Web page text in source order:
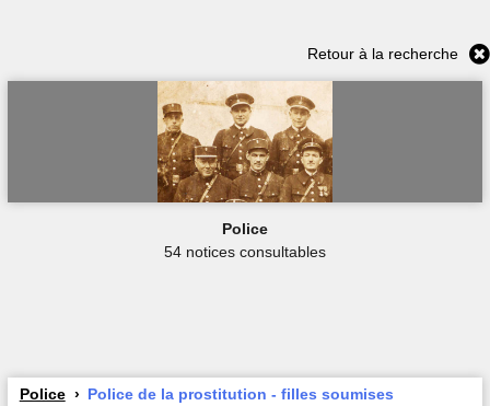
Retour à la recherche
Police
54 notices consultables
Police Police de la prostitution - filles soumises